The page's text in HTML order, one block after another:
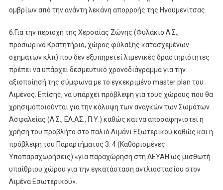
ομβρίων από την ανάντη λεκάνη απορροής της Ηγουμενίτσας.
6.Για την περιοχή της Χερσαίας Ζώνης (Φυλάκιο Λ.Σ.,
προσωρινά Κρατητήρια, χώρος φύλαξης κατασχεμένων
οχημάτων κλπ) που δεν εξυπηρετεί λιμενικές δραστηριότητες
πρέπει να υπάρχει δεσμευτικό χρονοδιάγραμμα για την
αξιοποίησή της σύμφωνα με το εγκεκριμένο master plan του
Λιμένος. Επίσης, να υπάρχει πρόβλεψη για τους χώρους που θα
χρησιμοποιούνται για την κάλυψη των αναγκών των Σωμάτων
Ασφαλείας (Λ.Σ., ΕΛ.ΑΣ., Π.Υ.) καθώς και να αποσαφηνιστεί η
χρήση του προβλήτα στο παλιό Λιμάνι Εξωτερικού καθώς και η
πρόβλεψη του Παραρτήματος 3. 4 (Καθορισμένες
Υποπαραχωρήσεις) «για παραχώρηση στη ΔΕΥΑΗ ως μισθωτή
υπαίθριου χώρου για την εγκατάσταση αντλιοστασίου στον
Λιμένα Εσωτερικού».